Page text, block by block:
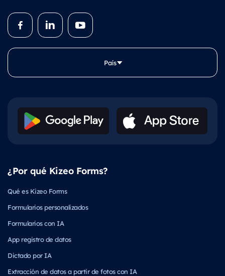
País
¿Por qué Kizeo Forms?
Qué es Kizeo Forms
Formularios personalizados
Formularios con IA
App registro de datos
Dictado por IA
Extracción de datos a partir de fotos con IA